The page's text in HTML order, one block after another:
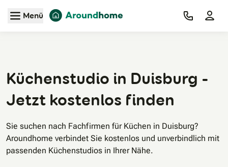
Zum Hauptinhalt
Menü
Küchenstudio in Duisburg -
Jetzt kostenlos finden
Sie suchen nach Fachfirmen für Küchen in Duisburg?
Aroundhome verbindet Sie kostenlos und unverbindlich mit
passenden Küchenstudios in Ihrer Nähe.